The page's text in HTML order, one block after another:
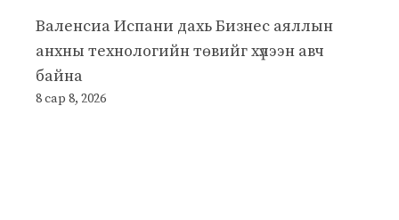
Валенсиа Испани дахь Бизнес аяллын
анхны технологийн төвийг хүлээн авч
байна
8 сар 8, 2026